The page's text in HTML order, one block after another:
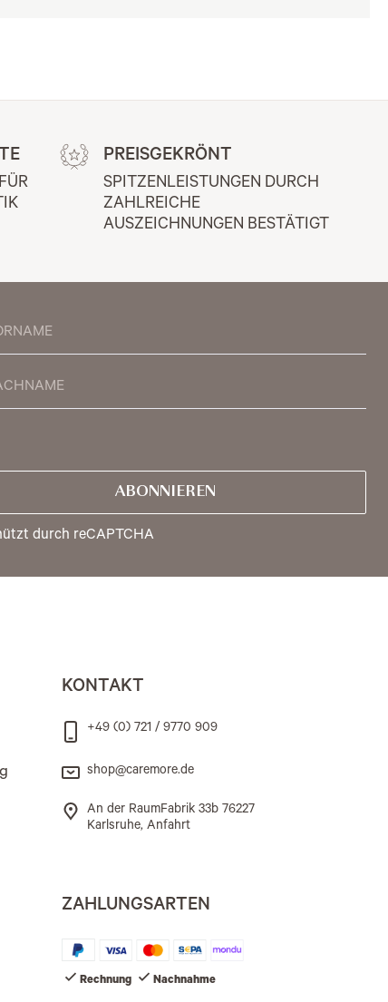
PREISGEKRÖNT
SPITZENLEISTUNGEN DURCH
ZAHLREICHE
AUSZEICHNUNGEN BESTÄTIGT
ABONNIEREN
durch reCAPTCHA
KONTAKT
+49 (0) 721 / 9770 909
shop@caremore.de
An der RaumFabrik 33b 76227
Karlsruhe, Anfahrt
ZAHLUNGSARTEN
Rechnung Nachnahme